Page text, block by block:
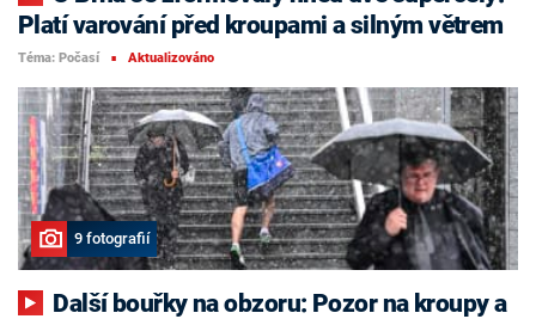
Platí varování před kroupami a silným větrem
Téma: Počasí ■ Aktualizováno
9 fotografií